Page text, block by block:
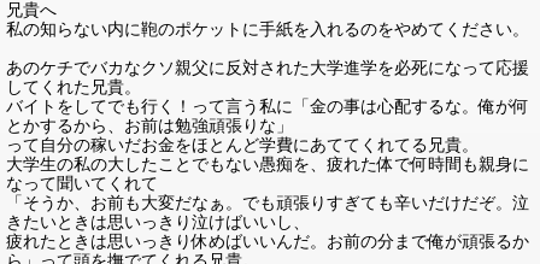
兄貴へ
私の知らない内に鞄のポケットに手紙を入れるのをやめてください。
あのケチでバカなクソ親父に反対された大学進学を必死になって応援
してくれた兄貴。
バイトをしてでも行く！って言う私に「金の事は心配するな。俺が何
とかするから、お前は勉強頑張りな」
って自分の稼いだお金をほとんど学費にあててくれてる兄貴。
大学生の私の大したことでもない愚痴を、疲れた体で何時間も親身に
なって聞いてくれて
「そうか、お前も大変だなぁ。でも頑張りすぎても辛いだけだぞ。泣
きたいときは思いっきり泣けばいいし、
疲れたときは思いっきり休めばいいんだ。お前の分まで俺が頑張るか